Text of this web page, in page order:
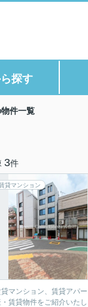
探す
件一覧
3件
貸マンション
貸マンション、賃貸アパ
賃貸物件をご紹介いたします